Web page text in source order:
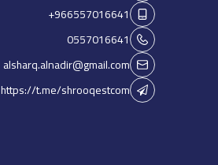
+966557016641
0557016641
alsharq.alnadir@gmail.com
https://t.me/shrooqestcom